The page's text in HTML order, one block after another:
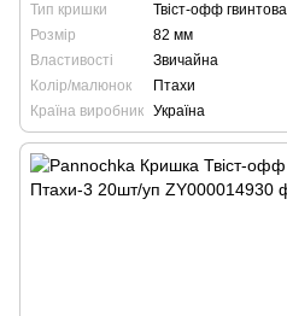
Тип кришки
Твіст-офф гвинтова
Розмір
82 мм
Властивості
Звичайна
Колір/малюнок
Птахи
Країна виробник Україна